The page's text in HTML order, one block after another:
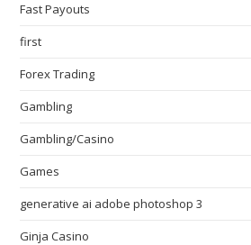
Fast Payouts
first
Forex Trading
Gambling
Gambling/Casino
Games
generative ai adobe photoshop 3
Ginja Casino